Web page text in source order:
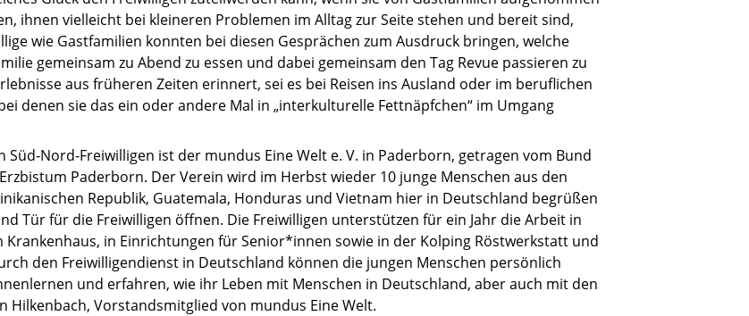
ihnen vielleicht bei kleineren Problemen im Alltag zur Seite stehen und bereit sind,
wie Gastfamilien konnten bei diesen Gesprächen zum Ausdruck bringen, welche
gemeinsam zu Abend zu essen und dabei gemeinsam den Tag Revue passieren zu
aus früheren Zeiten erinnert, sei es bei Reisen ins Ausland oder im beruflichen
denen sie das ein oder andere Mal in „interkulturelle Fettnäpfchen“ im Umgang
Nord-Freiwilligen ist der mundus Eine Welt e. V. in Paderborn, getragen vom Bund
Paderborn. Der Verein wird im Herbst wieder 10 junge Menschen aus den
Republik, Guatemala, Honduras und Vietnam hier in Deutschland begrüßen
Tür für die Freiwilligen öffnen. Die Freiwilligen unterstützen für ein Jahr die Arbeit in
in Einrichtungen für Senior*innen sowie in der Kolping Röstwerkstatt und
den Freiwilligendienst in Deutschland können die jungen Menschen persönlich
und erfahren, wie ihr Leben mit Menschen in Deutschland, aber auch mit den
Hilkenbach, Vorstandsmitglied von mundus Eine Welt.